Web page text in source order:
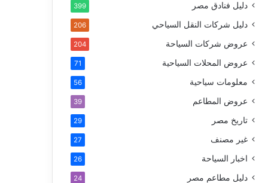
دليل فنادق مصر 399
دليل شركات النقل السياحي 206
عروض شركات السياحة 204
عروض المحلات السياحية 71
معلومات سياحية 56
عروض المطاعم 39
تاريخ مصر 29
غير مصنف 27
اخبار السياحة 26
دليل مطاعم مصر 24